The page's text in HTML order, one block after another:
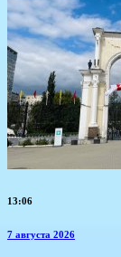
13:06
7 августа 2026